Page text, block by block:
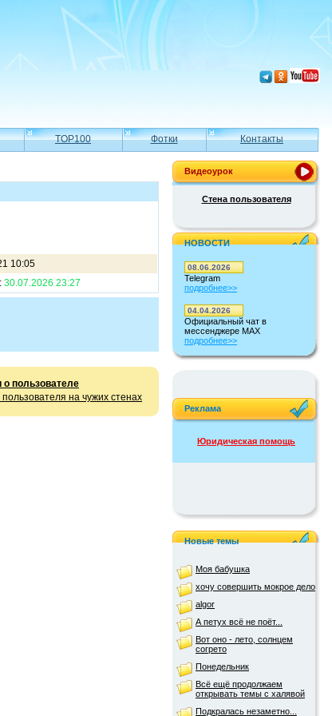
TOP100 Фотки Контакты
10:05
30.07.2026 23:27
о пользователе
на чужих стенах
Видеоурок
Стена пользователя
НОВОСТИ
08.06.2026
Telegram
подробнее>>
04.04.2026
Официальный чат в
мессенджере MAX
подробнее>>
Реклама
Юридическая помощь
Новые темы
Моя бабушка
хочу совершить мокрое дело
algor
А петух всё не поёт...
Вот оно - лето, солнцем
согрето
Понедельник
Всё ещё продолжаем
открывать темы с халявой
Подкралась незаметно...